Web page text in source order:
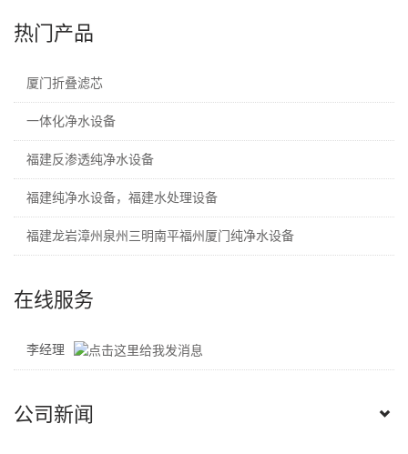
热门产品
厦门折叠滤芯
一体化净水设备
福建反渗透纯净水设备
福建纯净水设备，福建水处理设备
福建龙岩漳州泉州三明南平福州厦门纯净水设备
在线服务
李经理
公司新闻